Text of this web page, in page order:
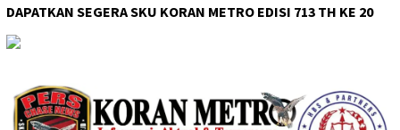
DAPATKAN SEGERA SKU KORAN METRO EDISI 713 TH KE 20